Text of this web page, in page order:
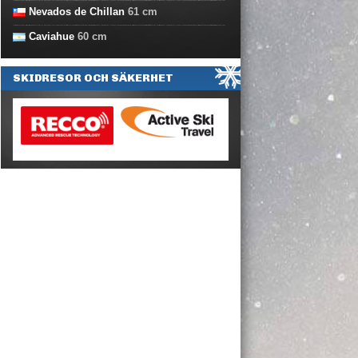
Nevados de Chillan 61 cm
Caviahue 60 cm
SKIDRESOR OCH SÄKERHET